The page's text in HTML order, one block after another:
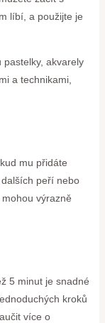
líbí, a použijte je
akvarely
a technikami,
mu přidáte
peří nebo
výrazně
5 minut je snadné
kroků
více o